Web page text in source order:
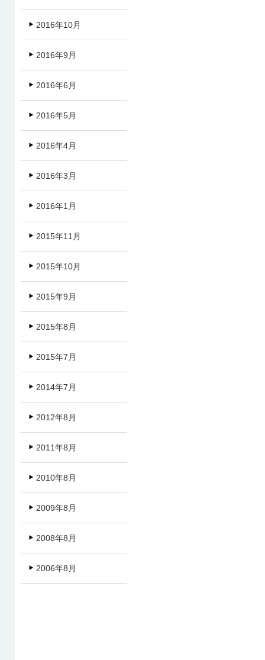
2016年10月
2016年9月
2016年6月
2016年5月
2016年4月
2016年3月
2016年1月
2015年11月
2015年10月
2015年9月
2015年8月
2015年7月
2014年7月
2012年8月
2011年8月
2010年8月
2009年8月
2008年8月
2006年8月